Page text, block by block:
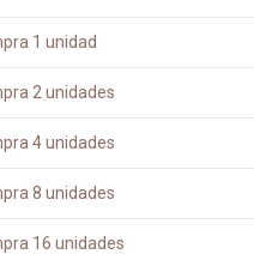
1 unidad
2 unidades
4 unidades
8 unidades
16 unidades